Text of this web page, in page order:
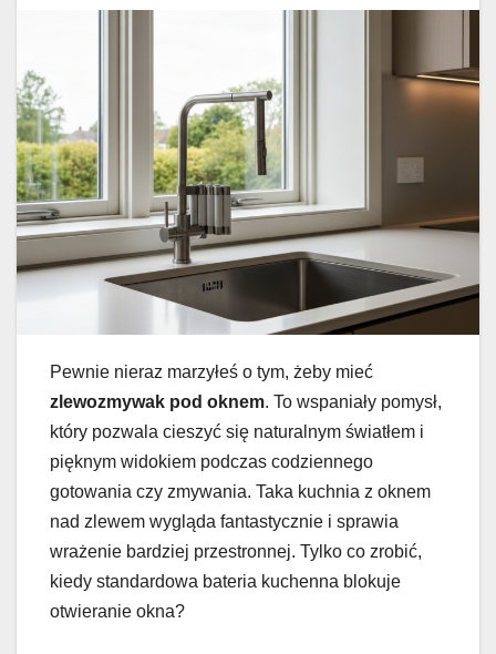
Pewnie nieraz marzyłeś o tym, żeby mieć
zlewozmywak pod oknem. To wspaniały pomysł,
który pozwala cieszyć się naturalnym światłem i
pięknym widokiem podczas codziennego
gotowania czy zmywania. Taka kuchnia z oknem
nad zlewem wygląda fantastycznie i sprawia
wrażenie bardziej przestronnej. Tylko co zrobić,
kiedy standardowa bateria kuchenna blokuje
otwieranie okna?